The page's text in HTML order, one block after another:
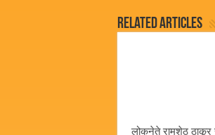
Related Articles
लोकनेते रामशेठ